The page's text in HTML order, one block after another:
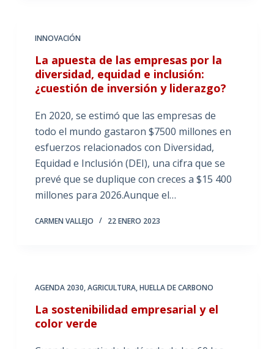
INNOVACIÓN
La apuesta de las empresas por la
diversidad, equidad e inclusión:
¿cuestión de inversión y liderazgo?
En 2020, se estimó que las empresas de
todo el mundo gastaron $7500 millones en
esfuerzos relacionados con Diversidad,
Equidad e Inclusión (DEI), una cifra que se
prevé que se duplique con creces a $15 400
millones para 2026.Aunque el…
CARMEN VALLEJO 22 ENERO 2023
AGENDA 2030,AGRICULTURA,HUELLA DE CARBONO
La sostenibilidad empresarial y el
color verde